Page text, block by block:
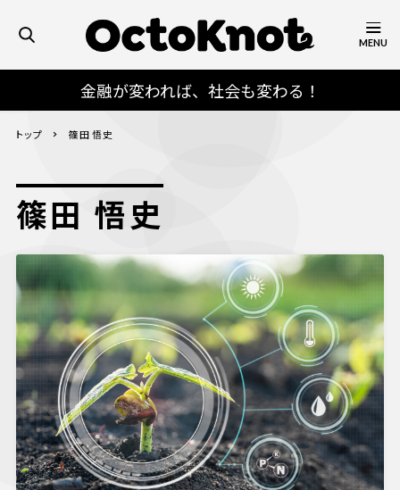
金融が変われば、社会も変わる！
MENU
トップ 篠田 悟史
篠田 悟史